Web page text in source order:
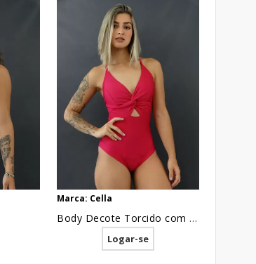
Marca: Cella
Body Decote Torcido com Bojo em Suplex Rosa Pink [2012147]
Logar-se